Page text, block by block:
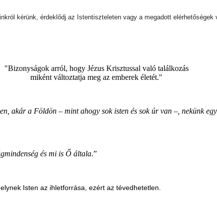
kérünk, érdeklődj az Istentiszteleten vagy a megadott elérhetőségek
"Bizonyságok arról, hogy Jézus Krisztussal való találkozás
miként változtatja meg az emberek életét."
akár a Földön – mint ahogy sok isten és sok úr van –, nekünk
és mi is Ő általa.”
Isten az ihletforrása, ezért az tévedhetetlen.